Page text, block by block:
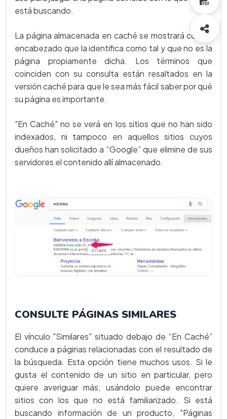
está buscando.
La página almacenada en caché se mostrará con un
encabezado que la identifica como tal y que no es la
página propiamente dicha. Los términos que
coinciden con su consulta están resaltados en la
versión caché para que le sea más fácil saber por qué
su página es importante.
"En Caché" no se verá en los sitios que no han sido
indexados, ni tampoco en aquellos sitios cuyos
dueños han solicitado a “Google” que elimine de sus
servidores el contenido allí almacenado.
CONSULTE PÁGINAS SIMILARES
El vínculo "Similares" situado debajo de “En Caché”
conduce a páginas relacionadas con el resultado de
la búsqueda. Esta opción tiene muchos usos. Si le
gusta el contenido de un sitio en particular, pero
quiere averiguar más, usándolo puede encontrar
sitios con los que no está familiarizado. Si está
buscando información de un producto, "Páginas